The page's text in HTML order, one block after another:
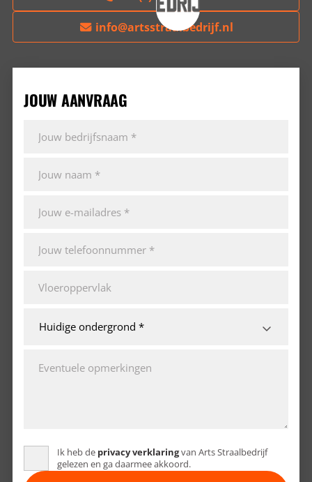
info@artsstraalbedrijf.nl
JOUW AANVRAAG
Ik heb de privacy verklaringvan Arts Straalbedrijf
gelezen en ga daarmee akkoord.